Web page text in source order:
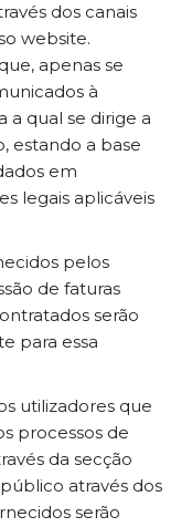
dos canais
website.
apenas se
à
a qual se dirige a
estando a base
em
legais aplicáveis
pelos
de faturas
serão
para essa
utilizadores que
processos de
da secção
através dos
serão